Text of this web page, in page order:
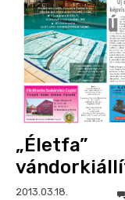
„Életfa”
2013.03.18.